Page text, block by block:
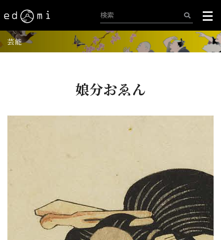
芸能
娘分おゑん